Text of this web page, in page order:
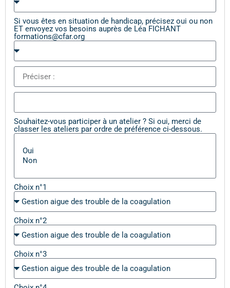
Si vous êtes en situation de handicap, précisez oui ou non
ET envoyez vos besoins auprès de Léa FICHANT
formations@cfar.org
Souhaitez-vous participer à un atelier ? Si oui, merci de
classer les ateliers par ordre de préférence ci-dessous.
Choix n°1
Choix n°2
Choix n°3